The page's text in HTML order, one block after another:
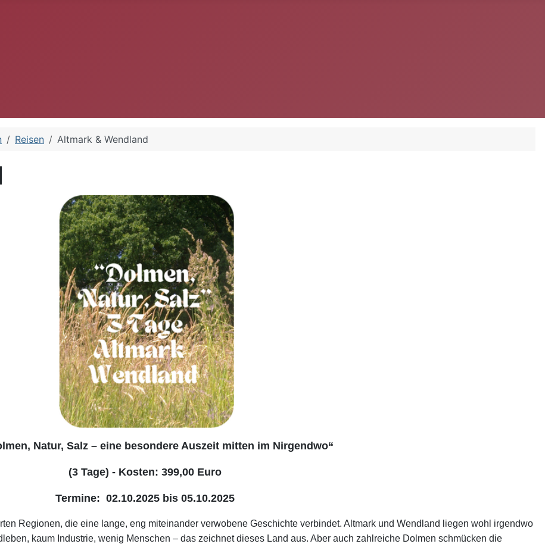
Reisen Altmark & Wendland
Natur, Salz – eine besondere Auszeit mitten im Nirgendwo“
(3 Tage) - Kosten: 399,00 Euro
Termine: 02.10.2025 bis 05.10.2025
Regionen, die eine lange, eng miteinander verwobene Geschichte verbindet. Altmark und Wendland liegen wohl irgendwo
kaum Industrie, wenig Menschen – das zeichnet dieses Land aus. Aber auch zahlreiche Dolmen schmücken die